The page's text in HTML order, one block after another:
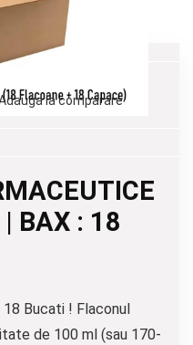
la comparare
BAX : 18
Bucati ! Flaconul
de 100 ml (sau 170-